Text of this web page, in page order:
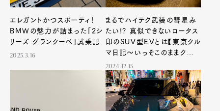
エレガントかつスポーティ！
BMWの魅力が詰まった「2シ
リーズ グランクーぺ」試乗記
2025.3.16
まるでハイテク武装の彗星み
たい!? 真似できないロータス
印のSUV型EVとは【東京クル
マ日記〜いっそこのままクルマ
れたい〜】第212回
2024.12.15